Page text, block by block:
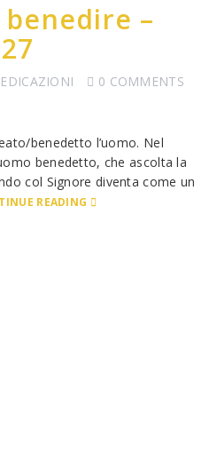
–
0 COMMENTS
benedetto l’uomo. Nel
benedetto, che ascolta la
col Signore diventa come un
READING